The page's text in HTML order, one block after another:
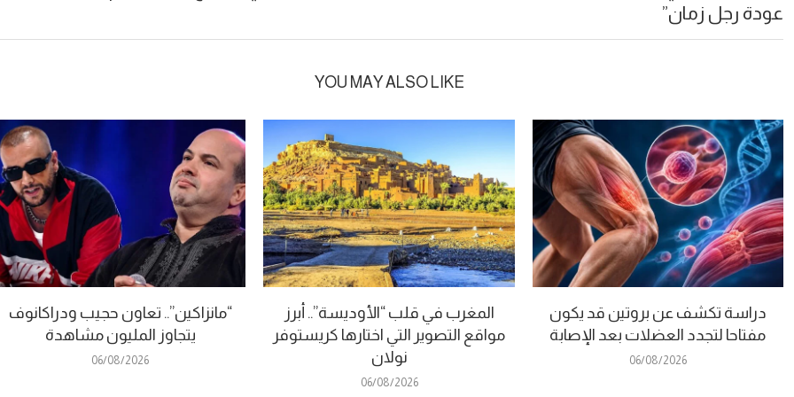
عودة رجل زمان”
YOU MAY ALSO LIKE
دراسة تكشف عن بروتين قد يكون
مفتاحا لتجدد العضلات بعد الإصابة
06/08/2026
المغرب في قلب “الأوديسة”.. أبرز
مواقع التصوير التي اختارها كريستوفر
نولان
06/08/2026
“مانزاكين”.. تعاون حجيب ودراكانوف
يتجاوز المليون مشاهدة
06/08/2026